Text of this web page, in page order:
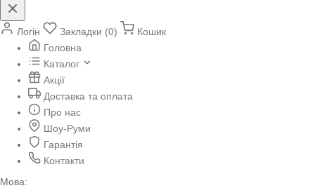
Логін Закладки (0)
Кошик
Головна
Каталог
Акції
Доставка та оплата
Про нас
Шоу-Руми
Гарантія
Контакти
Мова: